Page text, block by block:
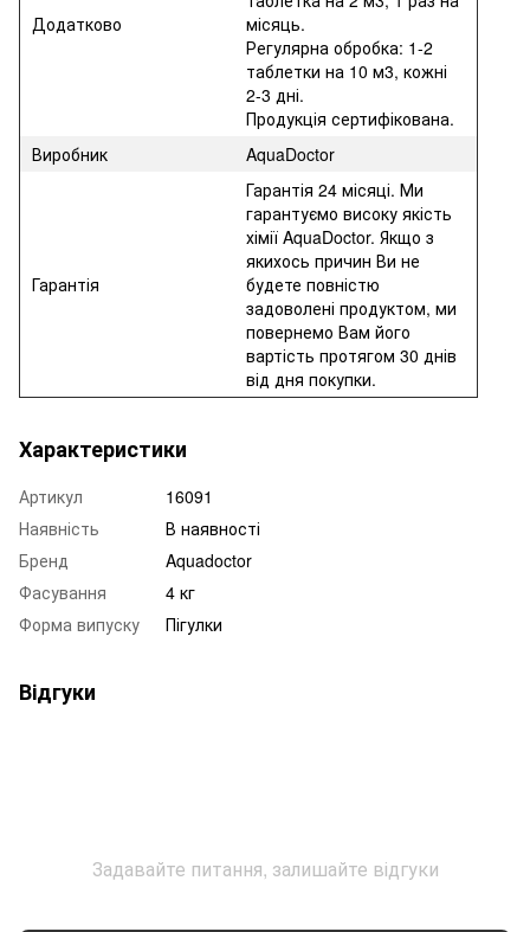
Додатково
місяць.
Регулярна обробка: 1-2
таблетки на 10 м3, кожні
2-3 дні.
Продукція сертифікована.
Виробник
AquaDoctor
Гарантія
Гарантія 24 місяці. Ми
гарантуємо високу якість
хімії AquaDoctor. Якщо з
якихось причин Ви не
будете повністю
задоволені продуктом, ми
повернемо Вам його
вартість протягом 30 днів
від дня покупки.
Характеристики
Артикул
16091
Наявність
В наявності
Бренд
Aquadoctor
Фасування
4 кг
Форма випуску
Пігулки
Відгуки
Задавайте питання, залишайте відгуки